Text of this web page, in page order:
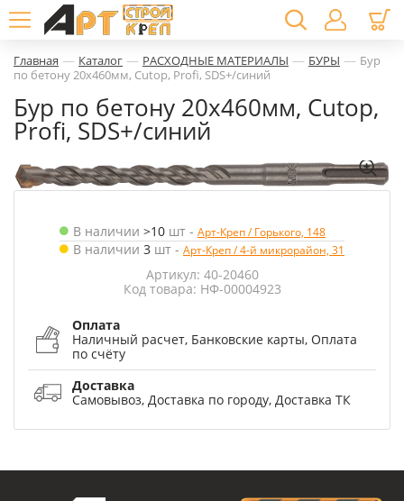
Главная — Каталог — РАСХОДНЫЕ МАТЕРИАЛЫ — БУРЫ — Бур
по бетону 20х460мм, Cutop, Profi, SDS+/синий
Бур по бетону 20х460мм, Cutop,
Profi, SDS+/синий
В наличии >10 шт - Арт-Креп / Горького, 148
В наличии 3 шт - Арт-Креп / 4-й микрорайон, 31
Артикул: 40-20460
Код товара: НФ-00004923
Оплата
Наличный расчет, Банковские карты, Оплата
по счёту
Доставка
Самовывоз, Доставка по городу, Доставка ТК